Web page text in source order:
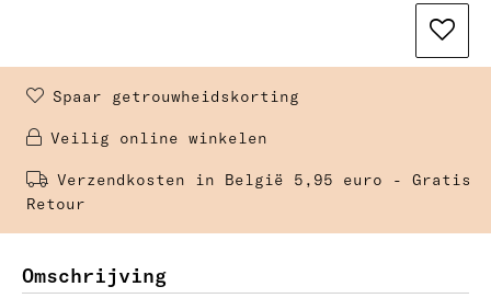
Spaar getrouwheidskorting
Veilig online winkelen
Verzendkosten in België 5,95 euro - Gratis
Retour
Omschrijving